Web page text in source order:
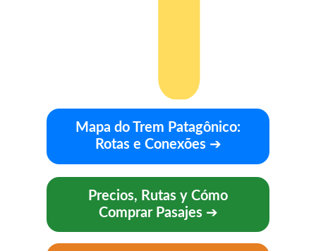
Mapa do Trem Patagônico:
Rotas e Conexões➔
Precios, Rutas y Cómo
Comprar Pasajes➔